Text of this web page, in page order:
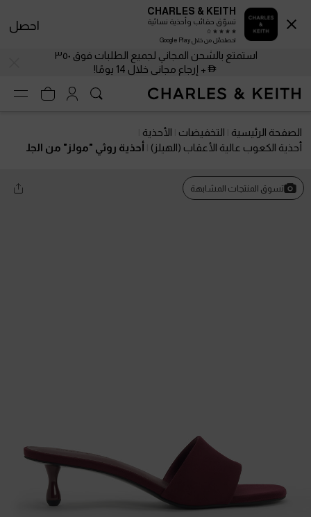
استمتع بالشحن المجاني لجميع الطلبات فوق ٣٥٠
+ إرجاع مجاني خلال 14 يومًا!
الصفحة الرئيسية التخفيضات
الأحذية
أحذية الكعوب عالية الأعقاب (الهيلز)
أحذية روثي "مولز" من الجل
تسوق المنتجات المشابهة
CHARLES & KEITH
تسوّق حقائب وأحذية نسائية
احصلحمّل من خلال Google Play
احصل